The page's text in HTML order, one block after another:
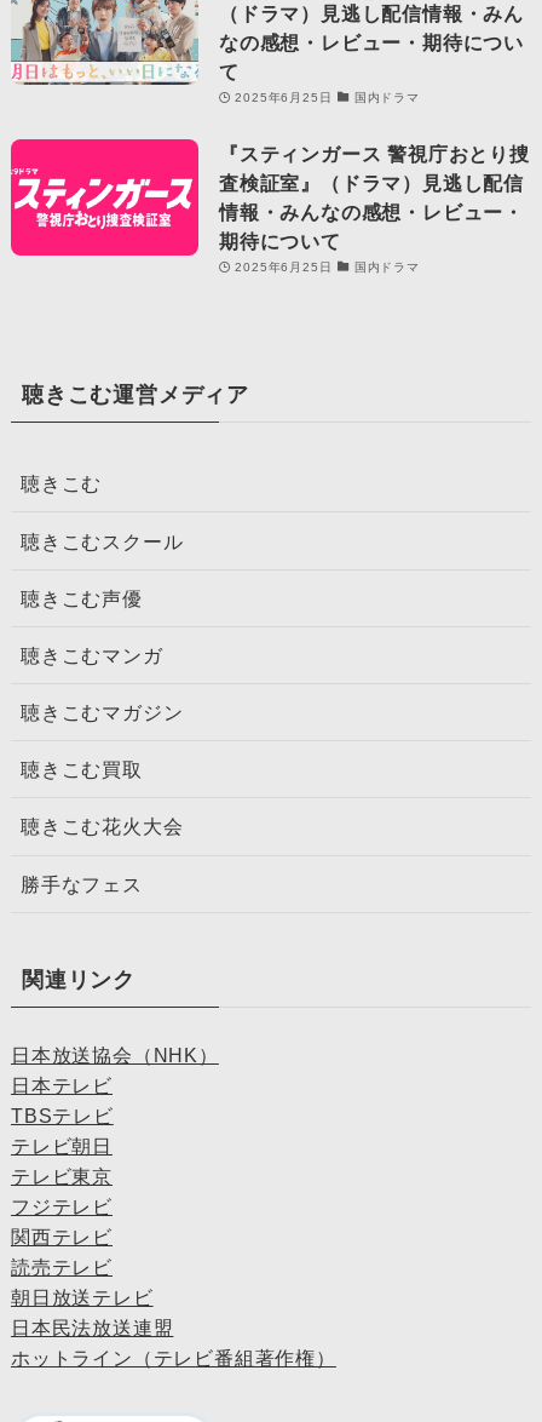
（ドラマ）見逃し配信情報・みん
なの感想・レビュー・期待につい
て
2025年6月25日 国内ドラマ
『スティンガース 警視庁おとり捜
査検証室』（ドラマ）見逃し配信
情報・みんなの感想・レビュー・
期待について
2025年6月25日 国内ドラマ
聴きこむ運営メディア
聴きこむ
聴きこむスクール
聴きこむ声優
聴きこむマンガ
聴きこむマガジン
聴きこむ買取
聴きこむ花火大会
勝手なフェス
関連リンク
日本放送協会（NHK）
日本テレビ
TBSテレビ
テレビ朝日
テレビ東京
フジテレビ
関西テレビ
読売テレビ
朝日放送テレビ
日本民法放送連盟
ホットライン（テレビ番組著作権）